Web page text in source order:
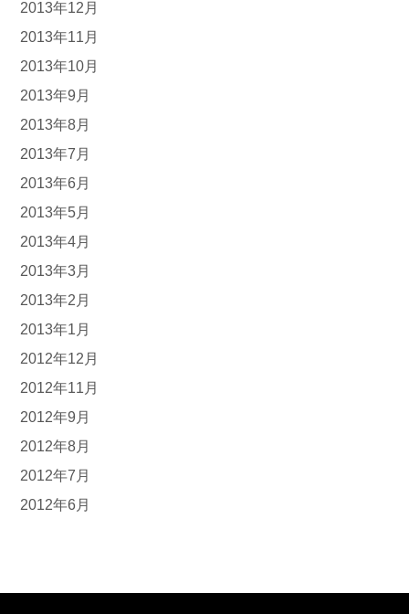
2013年12月
2013年11月
2013年10月
2013年9月
2013年8月
2013年7月
2013年6月
2013年5月
2013年4月
2013年3月
2013年2月
2013年1月
2012年12月
2012年11月
2012年9月
2012年8月
2012年7月
2012年6月